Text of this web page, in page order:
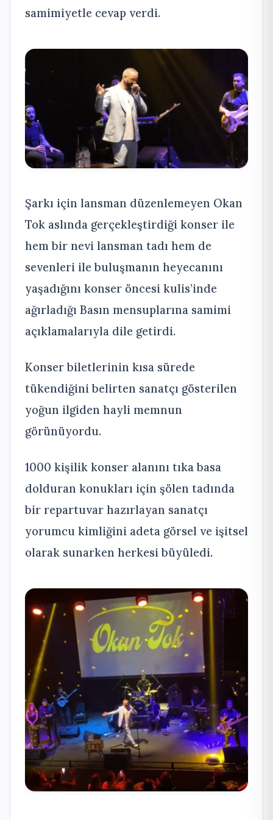
samimiyetle cevap verdi.
Şarkı için lansman düzenlemeyen Okan
Tok aslında gerçekleştirdiği konser ile
hem bir nevi lansman tadı hem de
sevenleri ile buluşmanın heyecanını
yaşadığını konser öncesi kulis’inde
ağırladığı Basın mensuplarına samimi
açıklamalarıyla dile getirdi.
Konser biletlerinin kısa sürede
tükendiğini belirten sanatçı gösterilen
yoğun ilgiden hayli memnun
görünüyordu.
1000 kişilik konser alanını tıka basa
dolduran konukları için şölen tadında
bir repartuvar hazırlayan sanatçı
yorumcu kimliğini adeta görsel ve işitsel
olarak sunarken herkesi büyüledi.